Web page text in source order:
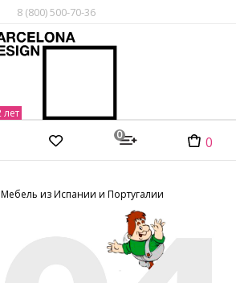
8 (800) 500-70-36
0 0
Мебель из Испании и Португалии